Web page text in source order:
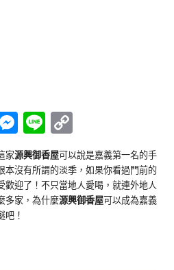
Messenger
Line
Link
家源興御香屋可以說是嘉義第一名的手
本沒有所謂的淡季，如果你看過門前的
歡迎了！不只當地人愛喝，就連外地人
多家，為什麼源興御香屋可以成為嘉義
吧！